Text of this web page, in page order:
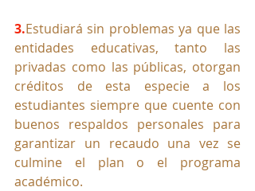
3.Estudiará sin problemas ya que las
entidades educativas, tanto las
privadas como las públicas, otorgan
créditos de esta especie a los
estudiantes siempre que cuente con
buenos respaldos personales para
garantizar un recaudo una vez se
culmine el plan o el programa
académico.